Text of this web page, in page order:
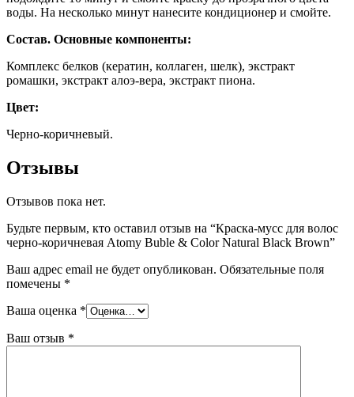
воды. На несколько минут нанесите кондиционер и смойте.
Состав. Основные компоненты:
Комплекс белков (кератин, коллаген, шелк), экстракт
ромашки, экстракт алоэ-вера, экстракт пиона.
Цвет:
Черно-коричневый.
Отзывы
Отзывов пока нет.
Будьте первым, кто оставил отзыв на “Краска-мусс для волос
черно-коричневая Atomy Buble & Color Natural Black Brown”
Ваш адрес email не будет опубликован. Обязательные поля
помечены *
Ваша оценка *
Ваш отзыв *